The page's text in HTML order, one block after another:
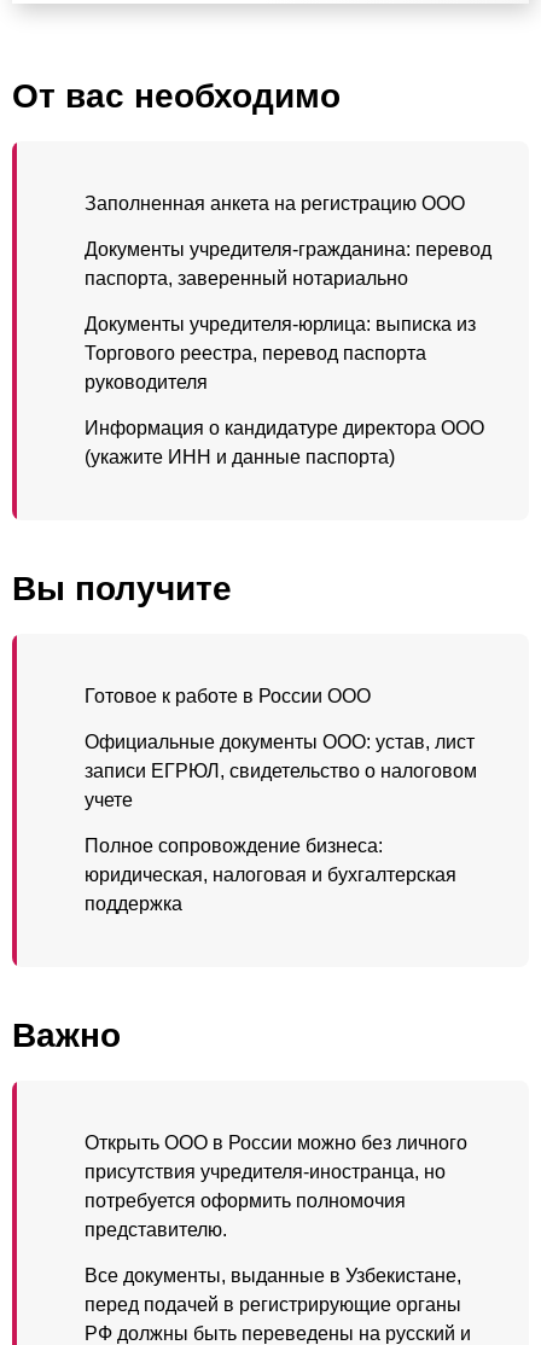
От вас необходимо
Заполненная анкета на регистрацию ООО
Документы учредителя-гражданина: перевод
паспорта, заверенный нотариально
Документы учредителя-юрлица: выписка из
Торгового реестра, перевод паспорта
руководителя
Информация о кандидатуре директора ООО
(укажите ИНН и данные паспорта)
Вы получите
Готовое к работе в России ООО
Официальные документы ООО: устав, лист
записи ЕГРЮЛ, свидетельство о налоговом
учете
Полное сопровождение бизнеса:
юридическая, налоговая и бухгалтерская
поддержка
Важно
Открыть ООО в России можно без личного
присутствия учредителя-иностранца, но
потребуется оформить полномочия
представителю.
Все документы, выданные в Узбекистане,
перед подачей в регистрирующие органы
РФ должны быть переведены на русский и